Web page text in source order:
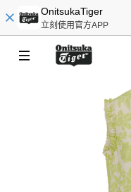
OnitsukaTiger
立刻使用官方APP